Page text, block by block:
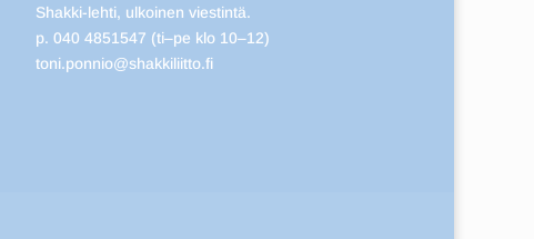
Shakki-lehti, ulkoinen viestintä.
p. 040 4851547 (ti–pe klo 10–12)
toni.ponnio@shakkiliitto.fi